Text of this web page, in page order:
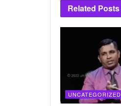
Related Posts
UNCATEGORIZED